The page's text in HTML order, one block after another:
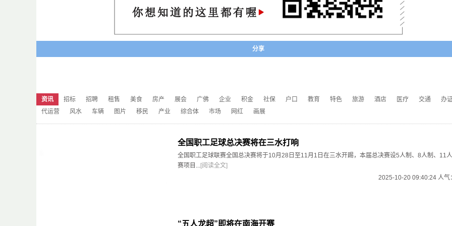
分享
资讯 招标 招聘 租售 美食 房产 展会 广佛 企业 积金 社保 户口 教育 特色 旅游 酒店 医疗 交通 办证
代运营
风水 车辆 图片 移民 产业 综合体 市场 网红 画展
全国职工足球总决赛将在三水打响
全国职工足球联赛全国总决赛将于10月28日至11月1日在三水开踢，本届总决赛设5人制、8人制、11
赛项目...[阅读全文]
2025-10-20 09:40:24 人气
“五人龙超”即将在南海开赛